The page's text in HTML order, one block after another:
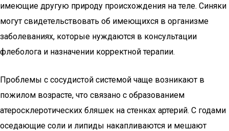
имеющие другую природу происхождения на теле. Синяки
могут свидетельствовать об имеющихся в организме
заболеваниях, которые нуждаются в консультации
флеболога и назначении корректной терапии.
Проблемы с сосудистой системой чаще возникают в
пожилом возрасте, что связано с образованием
атеросклеротических бляшек на стенках артерий. С годами
оседающие соли и липиды накапливаются и мешают